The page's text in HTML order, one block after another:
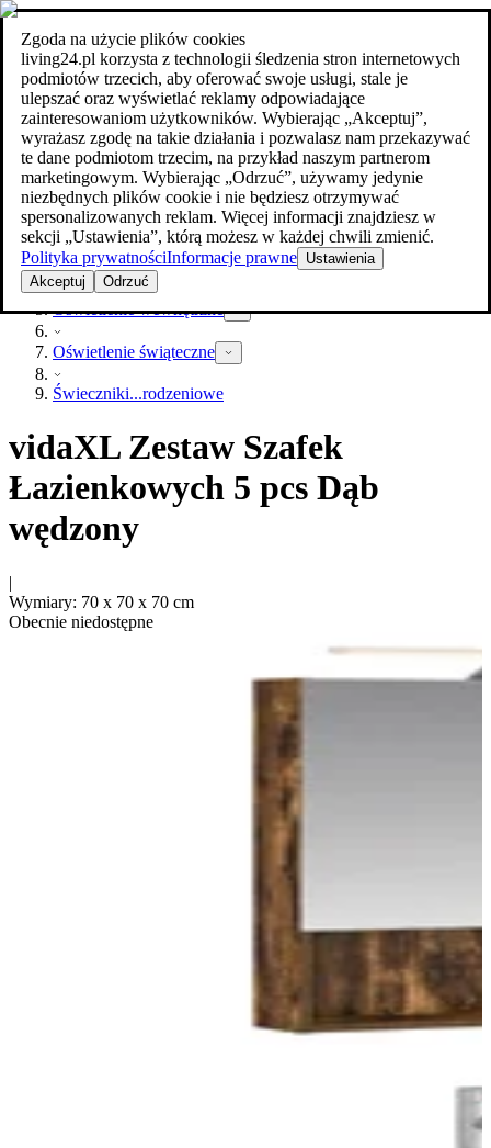
Zgoda na użycie plików cookies
living24.pl korzysta z technologii śledzenia stron internetowych
podmiotów trzecich, aby oferować swoje usługi, stale je
ulepszać oraz wyświetlać reklamy odpowiadające
zainteresowaniom użytkowników. Wybierając „Akceptuj”,
wyrażasz zgodę na takie działania i pozwalasz nam przekazywać
te dane podmiotom trzecim, na przykład naszym partnerom
marketingowym. Wybierając „Odrzuć”, używamy jedynie
niezbędnych plików cookie i nie będziesz otrzymywać
spersonalizowanych reklam. Więcej informacji znajdziesz w
sekcji „Ustawienia”, którą możesz w każdej chwili zmienić.
Polityka prywatnościInformacje prawne Ustawienia
Akceptuj
Odrzuć
Szukaj
meble w najlepszej ceniemeble w najlepszej cenie
Lampy
Oświetlenie wewnętrzne
Oświetlenie świąteczne
Świeczniki...rodzeniowe
vidaXL Zestaw Szafek
Łazienkowych 5 pcs Dąb
wędzony
|
Wymiary: 70 x 70 x 70 cm
Obecnie niedostępne